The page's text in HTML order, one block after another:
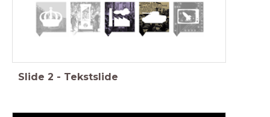
Slide 2 - Tekstslide